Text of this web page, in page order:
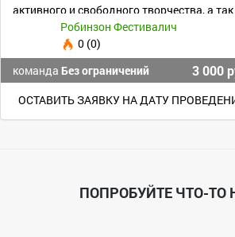
активного и свободного творчества, а
Робинзон Фестивалич
0 (0)
команда Без ограничений 3 000
ОСТАВИТЬ ЗАЯВКУ НА ДАТУ
ПОПРОБУЙТЕ ЧТО-ТО